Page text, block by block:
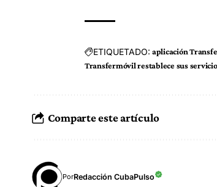
ETIQUETADO: aplicación
Transfermóvil restablece sus
Comparte este artículo
PorRedacción CubaPulso